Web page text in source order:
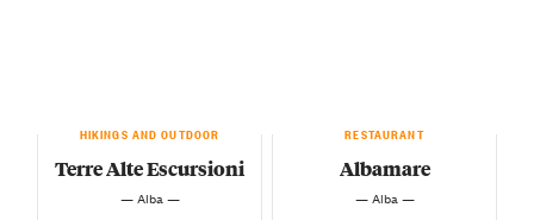
HIKINGS AND OUTDOOR
Terre Alte Escursioni
— Alba —
RESTAURANT
Albamare
— Alba —